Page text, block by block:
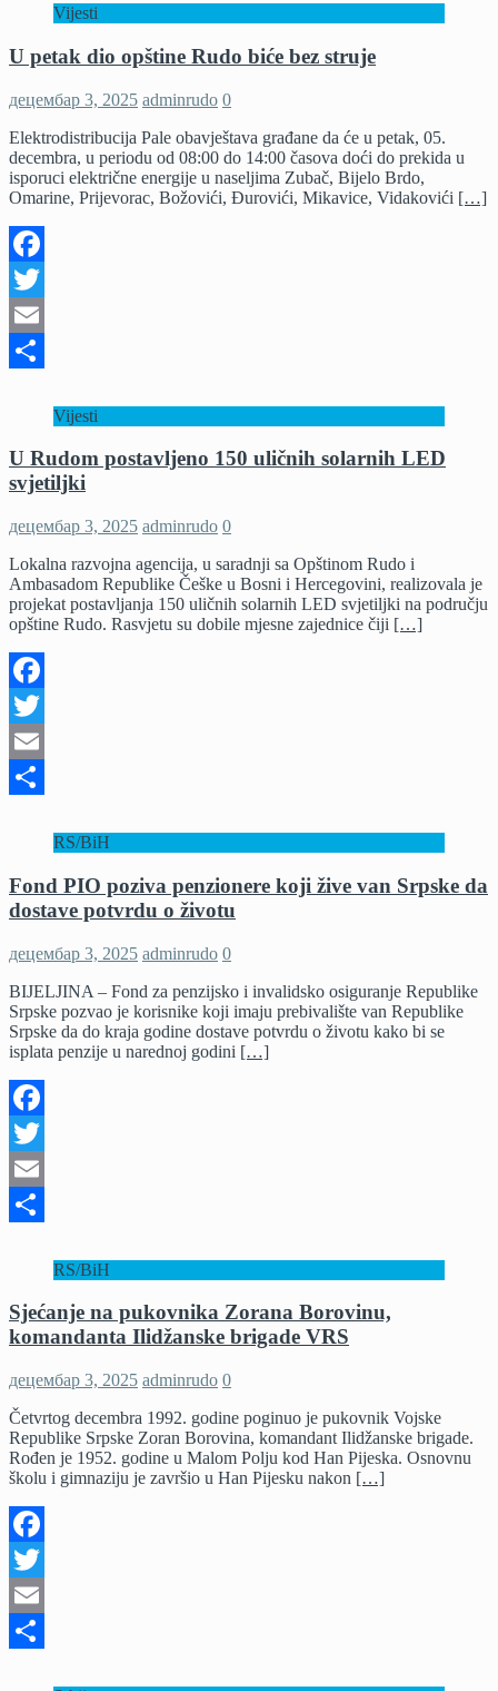
Vijesti
U petak dio opštine Rudo biće bez struje
децембар 3, 2025 adminrudo 0
Elektrodistribucija Pale obavještava građane da će u petak, 05.
decembra, u periodu od 08:00 do 14:00 časova doći do prekida u
isporuci električne energije u naseljima Zubač, Bijelo Brdo,
Omarine, Prijevorac, Božovići, Đurovići, Mikavice, Vidakovići […]
Facebook
Twitter
Email
Vijesti
U Rudom postavljeno 150 uličnih solarnih LED
svjetiljki
децембар 3, 2025 adminrudo 0
Lokalna razvojna agencija, u saradnji sa Opštinom Rudo i
Ambasadom Republike Češke u Bosni i Hercegovini, realizovala je
projekat postavljanja 150 uličnih solarnih LED svjetiljki na području
opštine Rudo. Rasvjetu su dobile mjesne zajednice čiji […]
Facebook
Twitter
Email
RS/BiH
Fond PIO poziva penzionere koji žive van Srpske da
dostave potvrdu o životu
децембар 3, 2025 adminrudo 0
BIJELJINA – Fond za penzijsko i invalidsko osiguranje Republike
Srpske pozvao je korisnike koji imaju prebivalište van Republike
Srpske da do kraja godine dostave potvrdu o životu kako bi se
isplata penzije u narednoj godini […]
Facebook
Twitter
Email
RS/BiH
Sjećanje na pukovnika Zorana Borovinu,
komandanta Ilidžanske brigade VRS
децембар 3, 2025 adminrudo 0
Četvrtog decembra 1992. godine poginuo je pukovnik Vojske
Republike Srpske Zoran Borovina, komandant Ilidžanske brigade.
Rođen je 1952. godine u Malom Polju kod Han Pijeska. Osnovnu
školu i gimnaziju je završio u Han Pijesku nakon […]
Facebook
Twitter
Email